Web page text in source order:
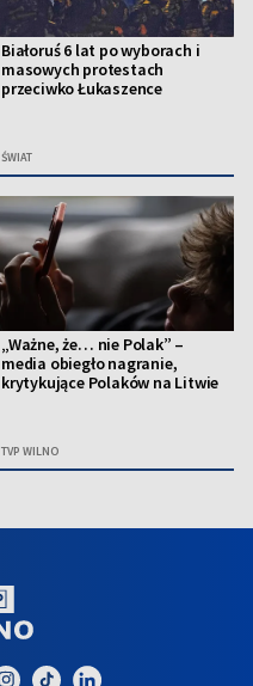
Białoruś 6 lat po wyborach i
masowych protestach
przeciwko Łukaszence
ŚWIAT
„Ważne, że… nie Polak” –
media obiegło nagranie,
krytykujące Polaków na Litwie
TVP WILNO